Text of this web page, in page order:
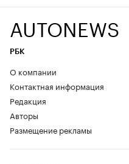
AUTONEWS
РБК
О компании
Контактная информация
Редакция
Авторы
Размещение рекламы